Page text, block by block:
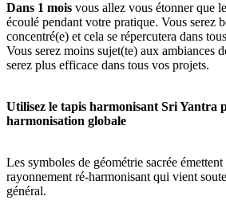
Dans 1 mois vous allez vous étonner que
écoulé pendant votre pratique. Vous serez
concentré(e) et cela se répercutera dans
Vous serez moins sujet(te) aux ambiances
serez plus efficace dans tous vos projets.
Utilisez le tapis harmonisant Sri Yantra
harmonisation globale
Les symboles de géométrie sacrée
rayonnement ré-harmonisant qui vient
général.